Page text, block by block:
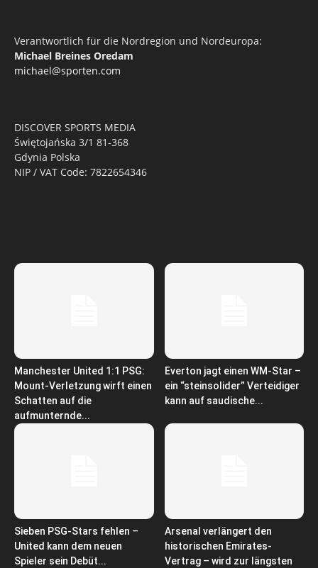
Verantwortlich für die Nordregion und Nordeuropa:
Michael Breines Oredam
michael@sporten.com
DISCOVER SPORTS MEDIA
Świętojańska 3/1 81-368
Gdynia Polska
NIP / VAT Code: 7822654346
Manchester United 1:1 PSG:
Mount-Verletzung wirft einen
Schatten auf die
aufmunternde...
Everton jagt einen WM-Star –
ein “steinsolider” Verteidiger
kann auf saudische...
Sieben PSG-Stars fehlen –
United kann dem neuen
Spieler sein Debüt...
Arsenal verlängert den
historischen Emirates-
Vertrag – wird zur längsten